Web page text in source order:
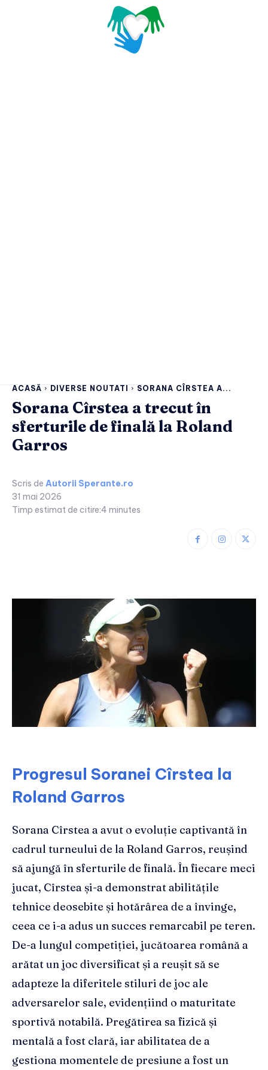
ACASĂ DIVERSE NOUTATI SORANA CÎRSTEA A...
Sorana Cîrstea a trecut în
sferturile de finală la Roland
Garros
Scris de Autorii Sperante.ro
31 mai 2026
Timp estimat de citire:4 minutes
Progresul Soranei Cîrstea la
Roland Garros
Sorana Cîrstea a avut o evoluție captivantă în
cadrul turneului de la Roland Garros, reușind
să ajungă în sferturile de finală. În fiecare meci
jucat, Cîrstea și-a demonstrat abilitățile
tehnice deosebite și hotărârea de a învinge,
ceea ce i-a adus un succes remarcabil pe teren.
De-a lungul competiției, jucătoarea română a
arătat un joc diversificat și a reușit să se
adapteze la diferitele stiluri de joc ale
adversarelor sale, evidențiind o maturitate
sportivă notabilă. Pregătirea sa fizică și
mentală a fost clară, iar abilitatea de a
gestiona momentele de presiune a fost un